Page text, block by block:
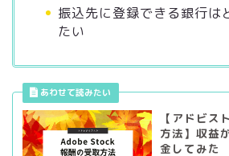
振込先に登録できる銀行は
たい
【アドビス
方法】収益
金してみた